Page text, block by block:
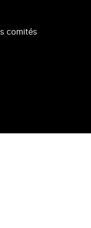
comités